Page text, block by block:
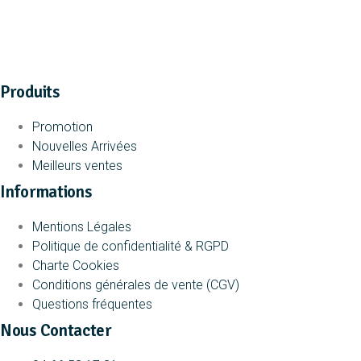
Produits
Promotion
Nouvelles Arrivées
Meilleurs ventes
Informations
Mentions Légales
Politique de confidentialité & RGPD
Charte Cookies
Conditions générales de vente (CGV)
Questions fréquentes
Nous Contacter